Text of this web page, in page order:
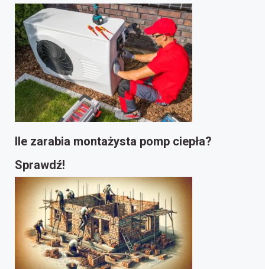
Ile zarabia montażysta pomp ciepła?
Sprawdź!